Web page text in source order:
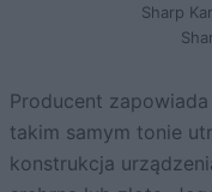
Sharp
Producent
takim samym tonie
konstrukcja